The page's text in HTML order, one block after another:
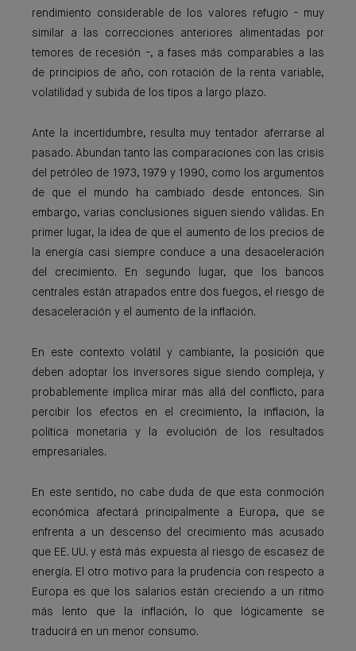
rendimiento considerable de los valores refugio - muy
similar a las correcciones anteriores alimentadas por
temores de recesión -, a fases más comparables a las
de principios de año, con rotación de la renta variable,
volatilidad y subida de los tipos a largo plazo.
Ante la incertidumbre, resulta muy tentador aferrarse al
pasado. Abundan tanto las comparaciones con las crisis
del petróleo de 1973, 1979 y 1990, como los argumentos
de que el mundo ha cambiado desde entonces. Sin
embargo, varias conclusiones siguen siendo válidas. En
primer lugar, la idea de que el aumento de los precios de
la energía casi siempre conduce a una desaceleración
del crecimiento. En segundo lugar, que los bancos
centrales están atrapados entre dos fuegos, el riesgo de
desaceleración y el aumento de la inflación.
En este contexto volátil y cambiante, la posición que
deben adoptar los inversores sigue siendo compleja, y
probablemente implica mirar más allá del conflicto, para
percibir los efectos en el crecimiento, la inflación, la
política monetaria y la evolución de los resultados
empresariales.
En este sentido, no cabe duda de que esta conmoción
económica afectará principalmente a Europa, que se
enfrenta a un descenso del crecimiento más acusado
que EE. UU. y está más expuesta al riesgo de escasez de
energía. El otro motivo para la prudencia con respecto a
Europa es que los salarios están creciendo a un ritmo
más lento que la inflación, lo que lógicamente se
traducirá en un menor consumo.